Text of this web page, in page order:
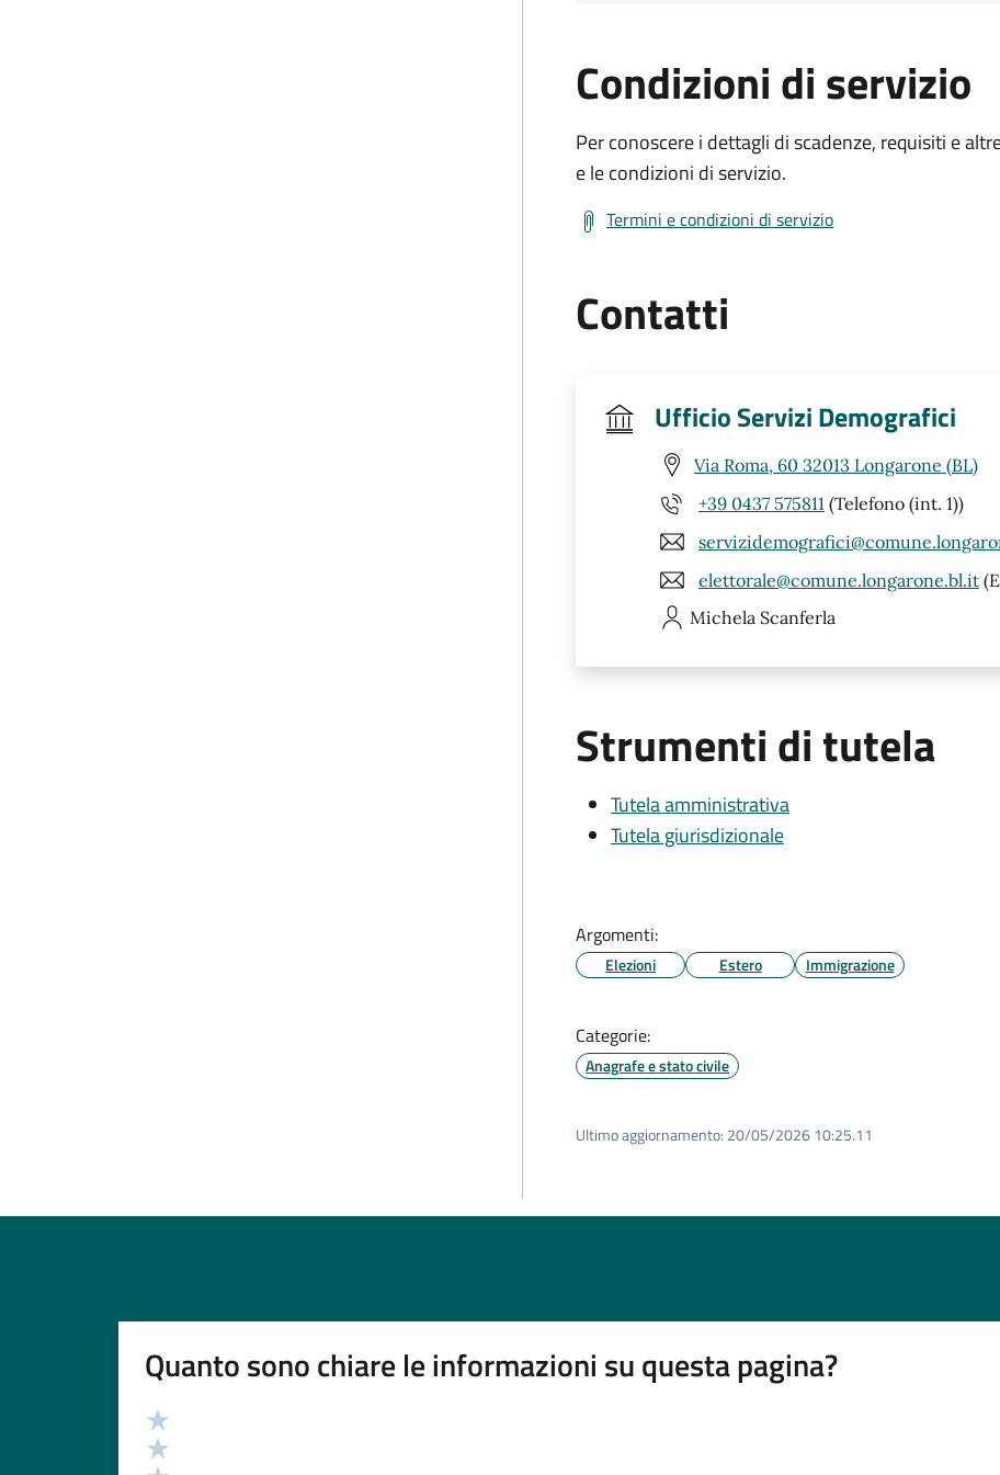
Condizioni di servizio
Per conoscere i dettagli di scadenze, requisiti e
e le condizioni di servizio.
Termini e condizioni di servizio
Contatti
Ufficio Servizi Demografici
Via Roma, 60 32013 Longarone (BL)
+39 0437 575811 (Telefono (int. 1))
elettorale@comune.longarone.bl.it
Michela Scanferla
Strumenti di tutela
Tutela amministrativa
Tutela giurisdizionale
Argomenti:
Elezioni Estero Immigrazione
Categorie:
Anagrafe e stato civile
Ultimo aggiornamento: 20/05/2026 10:25.11
Quanto sono chiare le informazioni su questa pagina?
Valutazione